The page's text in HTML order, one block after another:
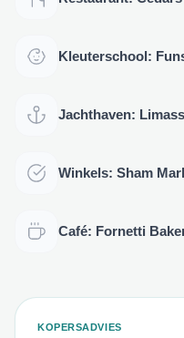
Kleuterschool:
Jachthaven:
Winkels: Sham
Café: Fornetti
KOPERSADVIES